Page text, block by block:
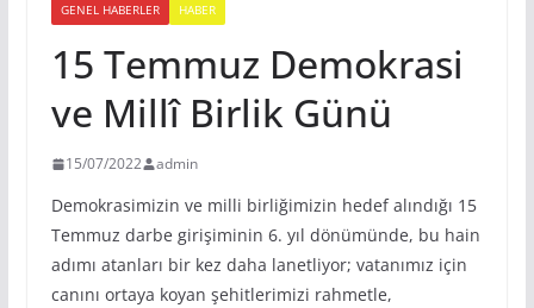
GENEL HABERLER HABER
15 Temmuz Demokrasi
ve Millî Birlik Günü
15/07/2022 admin
Demokrasimizin ve milli birliğimizin hedef alındığı 15
Temmuz darbe girişiminin 6. yıl dönümünde, bu hain
adımı atanları bir kez daha lanetliyor; vatanımız için
canını ortaya koyan şehitlerimizi rahmetle,